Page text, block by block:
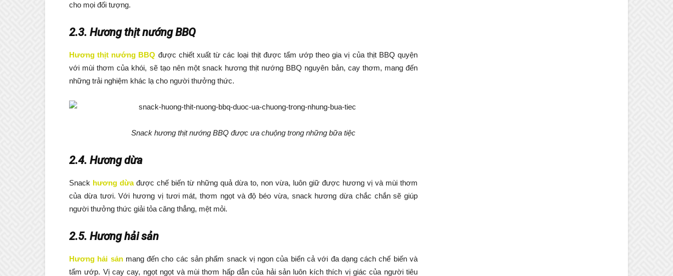
cho mọi đối tượng.
2.3. Hương thịt nướng BBQ
Hương thịt nướng BBQ được chiết xuất từ các loại thịt được tẩm ướp theo gia vị của thịt BBQ quyện
với mùi thơm của khói, sẽ tạo nên một snack hương thịt nướng BBQ nguyên bản, cay thơm, mang đến
những trải nghiệm khác lạ cho người thưởng thức.
Snack hương thịt nướng BBQ được ưa chuộng trong những bữa tiệc
2.4. Hương dừa
Snack hương dừađược chế biến từ những quả dừa to, non vừa, luôn giữ được hương vị và mùi thơm
của dừa tươi. Với hương vị tươi mát, thơm ngọt và độ béo vừa, snack hương dừa chắc chắn sẽ giúp
người thưởng thức giải tỏa căng thẳng, mệt mỏi.
2.5. Hương hải sản
Hương hải sảnmang đến cho các sản phẩm snack vị ngon của biển cả với đa dạng cách chế biến và
tẩm ướp. Vị cay cay, ngọt ngọt và mùi thơm hấp dẫn của hải sản luôn kích thích vị giác của người tiêu